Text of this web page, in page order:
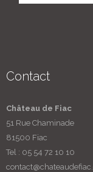
Contact
Château de Fiac
51 Rue Chaminade
81500 Fiac
Tel : 05 54 72 10 10